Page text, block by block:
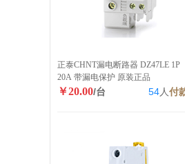
正泰CHNT漏电断路器 DZ47LE 1P
20A 带漏电保护 原装正品
￥20.00/台 54人付